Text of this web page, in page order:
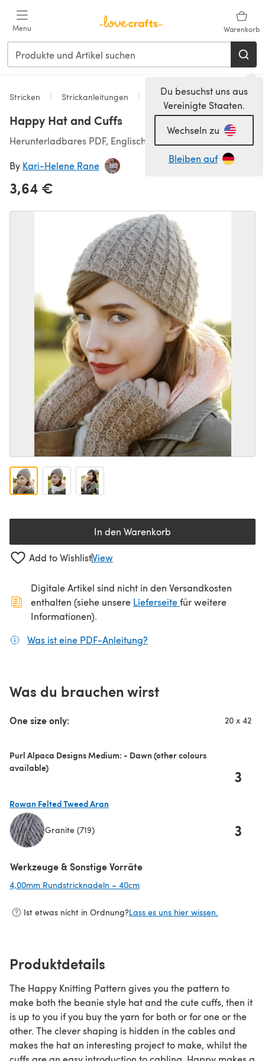
Menu Warenkorb
Du besuchst uns aus
Vereinigte Staaten.
Wechseln zu
Bleiben auf
Stricken Strickanleitungen Accessoires
Happy Hat and Cuffs
Herunterladbares PDF, Englisch
By Kari-Helene Rane
3,64 €
In den Warenkorb
Add to WishlistView
Digitale Artikel sind nicht in den Versandkosten
enthalten (siehe unsere Lieferseite(öffnet sich in
für weitere
Informationen).
Was ist eine PDF-Anleitung?
Was du brauchen wirst
One size only: 20 x 42
Purl Alpaca Designs Medium: - Dawn (other colours
available)
3
Rowan Felted Tweed Aran
Granite (719) 3
Werkzeuge & Sonstige Vorräte
4,00mm Rundstricknadeln – 40cm
Ist etwas nicht in Ordnung?Lass es uns hier wissen.
Produktdetails
The Happy Knitting Pattern gives you the pattern to
make both the beanie style hat and the cute cuffs, then it
is up to you if you buy the yarn for both or for one or the
other. The clever shaping is hidden in the cables and
makes the hat an interesting project to make, whilst the